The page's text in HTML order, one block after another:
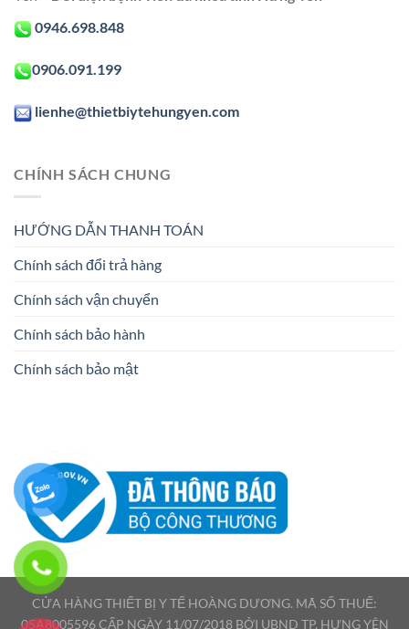
0946.698.848
0906.091.199
lienhe@thietbiytehungyen.com
CHÍNH SÁCH CHUNG
HƯỚNG DẪN THANH TOÁN
Chính sách đổi trả hàng
Chính sách vận chuyển
Chính sách bảo hành
Chính sách bảo mật
CỬA HÀNG THIẾT BỊ Y TẾ HOÀNG DƯƠNG. MÃ SỐ THUẾ:
05A8005596 CẤP NGÀY 11/07/2018 BỞI UBND TP. HƯNG YÊN